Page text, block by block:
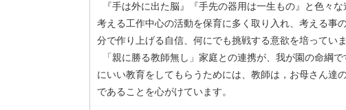
『手は外に出た脳』『手先の器用は一生もの』と色々な
考える工作中心の活動を保育に多く取り入れ、考える事
分で作り上げる自信、何にでも挑戦する意欲を培っていま
「親に勝る教師無し」家庭との連携が、我が園の命綱で
にいい教育をしてもらうためには、教師は，お母さん達
であることを心がけています。